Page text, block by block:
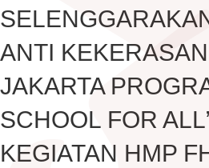
Fakultas Teknologi Pangan &
Teknologi Pangan
Gizi
Sekolah Pascasarjana
Doktoral Ilmu Komunikasi
Magister Ilmu Komunikasi
Magister Manajemen
CETAK KTM
ALUMNI
daftar@usahid.ac.id
ANTI
JAKARTA
SCHOOL FOR
KEGIATAN HMP